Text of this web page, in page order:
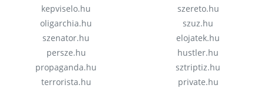
kepviselo.hu
oligarchia.hu
szenator.hu
persze.hu
propaganda.hu
terrorista.hu
szereto.hu
szuz.hu
elojatek.hu
hustler.hu
sztriptiz.hu
private.hu